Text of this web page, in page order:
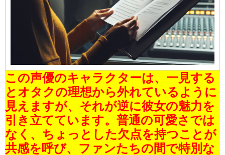
この声優のキャラクターは、一見する
とオタクの理想から外れているように
見えますが、それが逆に彼女の魅力を
引き立てています。普通の可愛さでは
なく、ちょっとした欠点を持つことが
共感を呼び、ファンたちの間で特別な